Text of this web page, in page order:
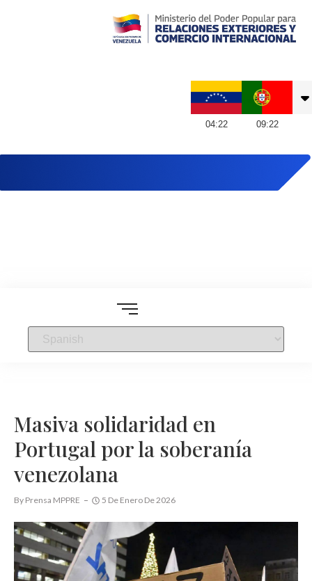
04:22 09:22
Masiva solidaridad en
Portugal por la soberanía
venezolana
By Prensa MPPRE 5 De Enero De 2026